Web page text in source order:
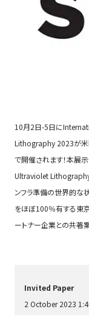
10月2日-5日に
Lithography 2023が米
で開催されます！本展
Ultraviolet Lithography(
ンフラ準備の世界的な
をほぼ100％有する東
ートナー企業との共著
Invited Paper
2 October 2023